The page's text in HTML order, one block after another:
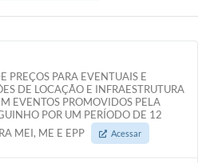
PREÇOS PARA EVENTUAIS E
DE LOCAÇÃO E INFRAESTRUTURA
EVENTOS PROMOVIDOS PELA
POR UM PERÍODO DE 12
MEI, ME E EPP
Acessar